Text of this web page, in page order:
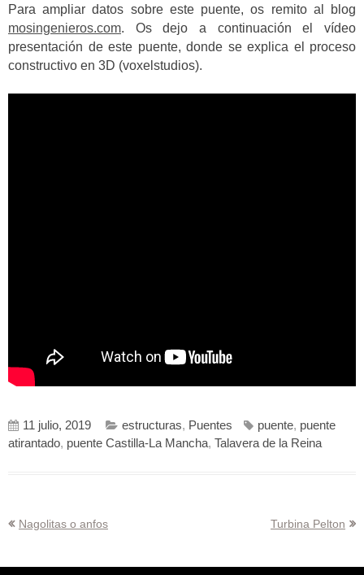
Para ampliar datos sobre este puente, os remito al blog
mosingenieros.com. Os dejo a continuación el vídeo
presentación de este puente, donde se explica el proceso
constructivo en 3D (voxelstudios).
11 julio, 2019 estructuras, Puentes puente, puente
atirantado, puente Castilla-La Mancha, Talavera de la Reina
Navegación
Nagolitas o anfos Turbina Pelton